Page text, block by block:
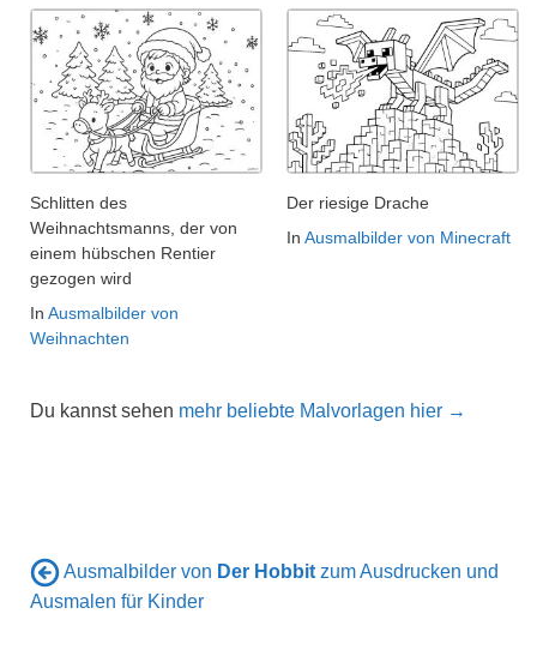
Schlitten des
Weihnachtsmanns, der von
einem hübschen Rentier
gezogen wird
In Ausmalbilder von
Weihnachten
Der riesige Drache
In Ausmalbilder von Minecraft
Du kannst sehen mehr beliebte Malvorlagen hier →
Ausmalbilder von Der Hobbit zum Ausdrucken und
Ausmalen für Kinder